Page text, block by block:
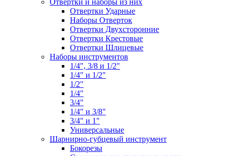
Отвертки и наборы из них
Отвертки Ударные
Наборы Отверток
Отвертки Двухсторонние
Отвертки Крестовые
Отвертки Шлицевые
Наборы инструментов
1/4", 3/8 и 1/2"
1/4" и 1/2"
1/2"
1/4"
3/4"
1/4" и 3/8"
3/4" и 1"
Универсальные
Шарнирно-губцевый инструмент
Бокорезы